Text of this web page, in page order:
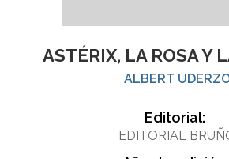
ASTÉRIX, LA ROSA Y
ALBERT
Editorial:
EDITORIAL